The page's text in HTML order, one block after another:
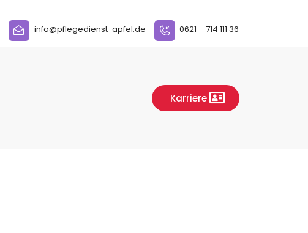
info@pflegedienst-apfel.de 0621 – 714 111 36